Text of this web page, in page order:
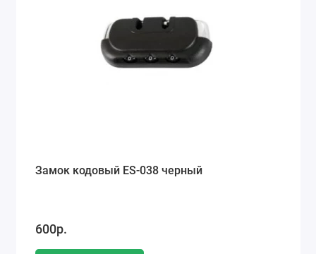
Замок кодовый ES-038 черный
600р.